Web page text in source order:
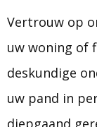
Vertrouw op
uw woning of
deskundige
uw pand in
diepgaand